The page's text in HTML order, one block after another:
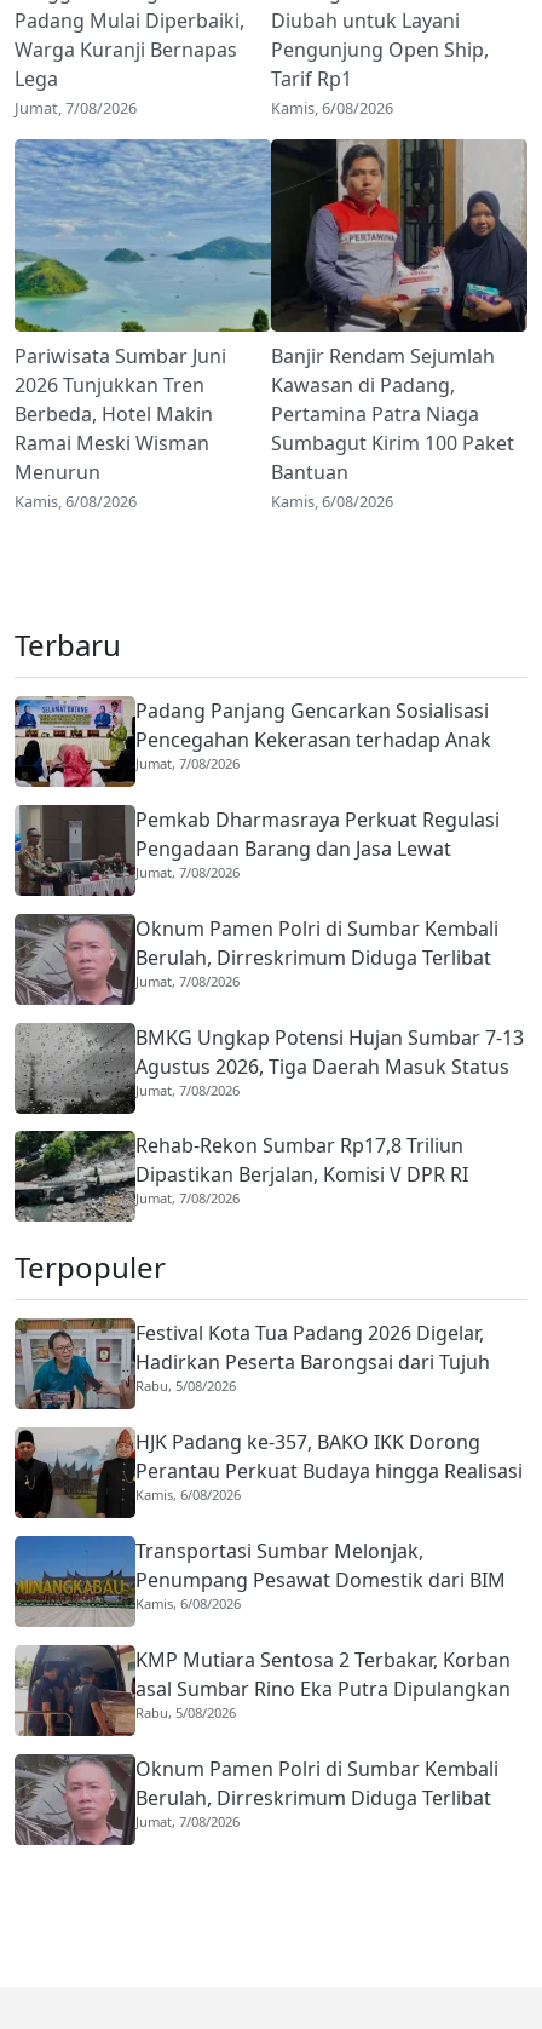
Padang Mulai Diperbaiki,
Warga Kuranji Bernapas
Lega
Jumat, 7/08/2026
Diubah untuk Layani
Pengunjung Open Ship,
Tarif Rp1
Kamis, 6/08/2026
Pariwisata Sumbar Juni
2026 Tunjukkan Tren
Berbeda, Hotel Makin
Ramai Meski Wisman
Menurun
Kamis, 6/08/2026
Banjir Rendam Sejumlah
Kawasan di Padang,
Pertamina Patra Niaga
Sumbagut Kirim 100 Paket
Bantuan
Kamis, 6/08/2026
Terbaru
Padang Panjang Gencarkan Sosialisasi
Pencegahan Kekerasan terhadap Anak
dan Perkawinan Anak
Jumat, 7/08/2026
Pemkab Dharmasraya Perkuat Regulasi
Pengadaan Barang dan Jasa Lewat
Sosialisasi Tata Kelola dan Hukum
Jumat, 7/08/2026
Oknum Pamen Polri di Sumbar Kembali
Berulah, Dirreskrimum Diduga Terlibat
Kekerasan dengan Seorang Sopir
Jumat, 7/08/2026
BMKG Ungkap Potensi Hujan Sumbar 7-13
Agustus 2026, Tiga Daerah Masuk Status
Waspada
Jumat, 7/08/2026
Rehab-Rekon Sumbar Rp17,8 Triliun
Dipastikan Berjalan, Komisi V DPR RI
Tinjau Tiga Proyek Strategis di Padang
Jumat, 7/08/2026
Terpopuler
Festival Kota Tua Padang 2026 Digelar,
Hadirkan Peserta Barongsai dari Tujuh
Negara
Rabu, 5/08/2026
HJK Padang ke-357, BAKO IKK Dorong
Perantau Perkuat Budaya hingga Realisasi
Kota Gastronomi
Kamis, 6/08/2026
Transportasi Sumbar Melonjak,
Penumpang Pesawat Domestik dari BIM
Naik Hampir 33 Persen
Kamis, 6/08/2026
KMP Mutiara Sentosa 2 Terbakar, Korban
asal Sumbar Rino Eka Putra Dipulangkan
ke Agam
Rabu, 5/08/2026
Oknum Pamen Polri di Sumbar Kembali
Berulah, Dirreskrimum Diduga Terlibat
Kekerasan dengan Seorang Sopir
Jumat, 7/08/2026